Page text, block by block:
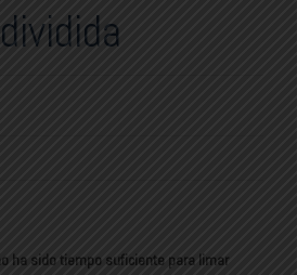
ha sido tiempo suficiente para limar